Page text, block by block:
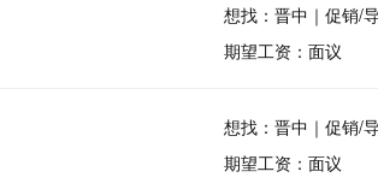
想找：晋中｜促销/
期望工资：面议
想找：晋中｜促销/
期望工资：面议